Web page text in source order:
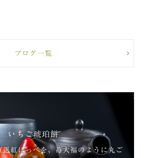
ブログ一覧
いちご琥珀餅
送紅ほっぺを、苺大福のように丸ご